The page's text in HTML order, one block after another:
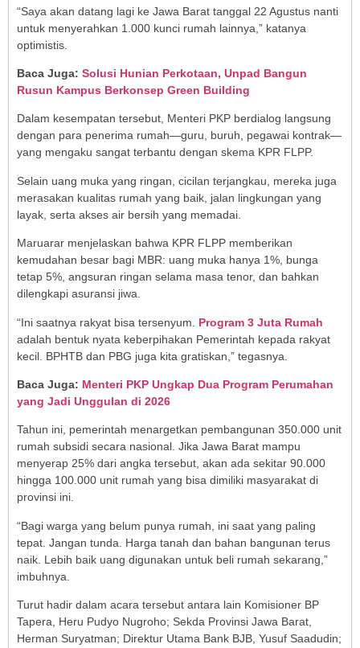
“Saya akan datang lagi ke Jawa Barat tanggal 22 Agustus nanti
untuk menyerahkan 1.000 kunci rumah lainnya,” katanya
optimistis.
Baca Juga: Solusi Hunian Perkotaan, Unpad Bangun
Rusun Kampus Berkonsep Green Building
Dalam kesempatan tersebut, Menteri PKP berdialog langsung
dengan para penerima rumah—guru, buruh, pegawai kontrak—
yang mengaku sangat terbantu dengan skema KPR FLPP.
Selain uang muka yang ringan, cicilan terjangkau, mereka juga
merasakan kualitas rumah yang baik, jalan lingkungan yang
layak, serta akses air bersih yang memadai.
Maruarar menjelaskan bahwa KPR FLPP memberikan
kemudahan besar bagi MBR: uang muka hanya 1%, bunga
tetap 5%, angsuran ringan selama masa tenor, dan bahkan
dilengkapi asuransi jiwa.
“Ini saatnya rakyat bisa tersenyum. Program 3 Juta Rumah
adalah bentuk nyata keberpihakan Pemerintah kepada rakyat
kecil. BPHTB dan PBG juga kita gratiskan,” tegasnya.
Baca Juga: Menteri PKP Ungkap Dua Program Perumahan
yang Jadi Unggulan di 2026
Tahun ini, pemerintah menargetkan pembangunan 350.000 unit
rumah subsidi secara nasional. Jika Jawa Barat mampu
menyerap 25% dari angka tersebut, akan ada sekitar 90.000
hingga 100.000 unit rumah yang bisa dimiliki masyarakat di
provinsi ini.
“Bagi warga yang belum punya rumah, ini saat yang paling
tepat. Jangan tunda. Harga tanah dan bahan bangunan terus
naik. Lebih baik uang digunakan untuk beli rumah sekarang,”
imbuhnya.
Turut hadir dalam acara tersebut antara lain Komisioner BP
Tapera, Heru Pudyo Nugroho; Sekda Provinsi Jawa Barat,
Herman Suryatman; Direktur Utama Bank BJB, Yusuf Saadudin;